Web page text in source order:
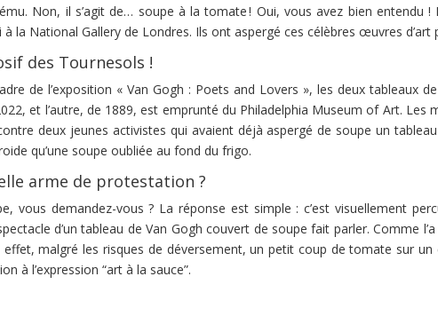
Non, il s’agit de… soupe à la tomate ! Oui, vous avez bien entendu
à la National Gallery de Londres. Ils ont aspergé ces célèbres œuvres
des Tournesols !
de l’exposition « Van Gogh : Poets and Lovers », les deux tableaux de
et l’autre, de 1889, est emprunté du Philadelphia Museum of Art.
deux jeunes activistes qui avaient déjà aspergé de soupe un
qu’une soupe oubliée au fond du frigo.
arme de protestation ?
vous demandez-vous ? La réponse est simple : c’est visuellement
d’un tableau de Van Gogh couvert de soupe fait parler. Comme
malgré les risques de déversement, un petit coup de tomate sur un
à l’expression “art à la sauce”.